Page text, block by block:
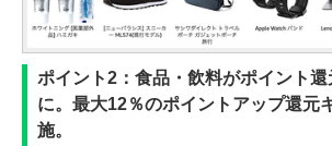
ポイント2：食品・飲料がポイント
に。最大12％のポイントアップ還元
施。